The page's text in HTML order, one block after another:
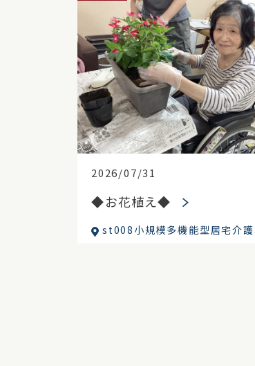
2026/07/31
◆お花植え◆
st008小規模多機能型居宅介護